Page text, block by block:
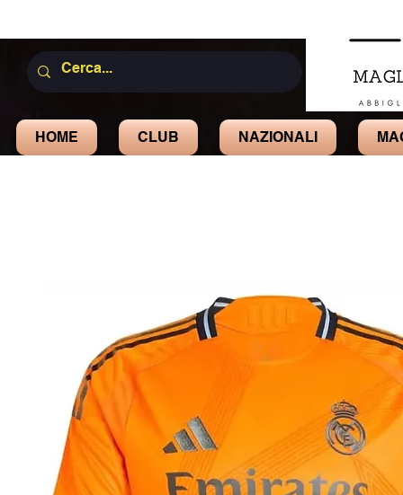
HOME CLUB NAZIONALI